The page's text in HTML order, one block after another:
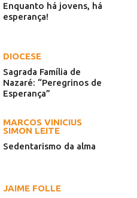
Enquanto há jovens, há
esperança!
DIOCESE
Sagrada Família de
Nazaré: “Peregrinos de
Esperança”
MARCOS VINICIUS
SIMON LEITE
Sedentarismo da alma
JAIME FOLLE